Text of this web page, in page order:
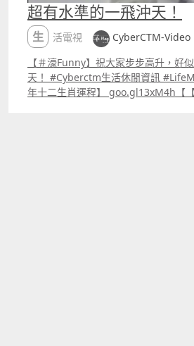
超有水準的一飛沖天！
生活電視
CyberCTM-
【＃濠Funny】祝大家步步高升，好
天！ #Cyberctm生活休閒資訊 #LifeMag最新文章【2018
年十二生肖運程】 goo.gl13xM4h【